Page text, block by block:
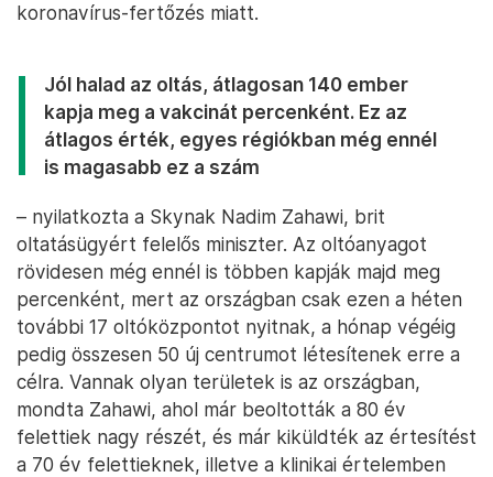
koronavírus-fertőzés miatt.
Jól halad az oltás, átlagosan 140 ember
kapja meg a vakcinát percenként. Ez az
átlagos érték, egyes régiókban még ennél
is magasabb ez a szám
– nyilatkozta a Skynak Nadim Zahawi, brit
oltatásügyért felelős miniszter. Az oltóanyagot
rövidesen még ennél is többen kapják majd meg
percenként, mert az országban csak ezen a héten
további 17 oltóközpontot nyitnak, a hónap végéig
pedig összesen 50 új centrumot létesítenek erre a
célra. Vannak olyan területek is az országban,
mondta Zahawi, ahol már beoltották a 80 év
felettiek nagy részét, és már kiküldték az értesítést
a 70 év felettieknek, illetve a klinikai értelemben